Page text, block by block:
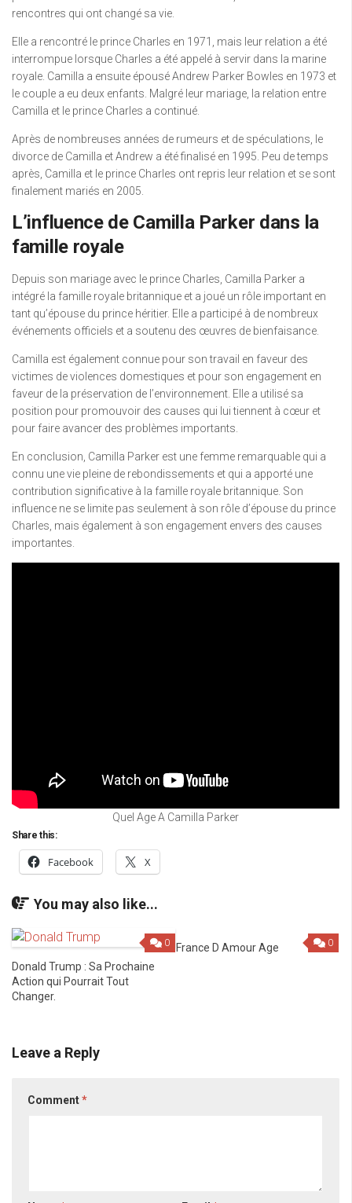
rencontres qui ont changé sa vie.
Elle a rencontré le prince Charles en 1971, mais leur relation a été
interrompue lorsque Charles a été appelé à servir dans la marine
royale. Camilla a ensuite épousé Andrew Parker Bowles en 1973 et
le couple a eu deux enfants. Malgré leur mariage, la relation entre
Camilla et le prince Charles a continué.
Après de nombreuses années de rumeurs et de spéculations, le
divorce de Camilla et Andrew a été finalisé en 1995. Peu de temps
après, Camilla et le prince Charles ont repris leur relation et se sont
finalement mariés en 2005.
L’influence de Camilla Parker dans la
famille royale
Depuis son mariage avec le prince Charles, Camilla Parker a
intégré la famille royale britannique et a joué un rôle important en
tant qu’épouse du prince héritier. Elle a participé à de nombreux
événements officiels et a soutenu des œuvres de bienfaisance.
Camilla est également connue pour son travail en faveur des
victimes de violences domestiques et pour son engagement en
faveur de la préservation de l’environnement. Elle a utilisé sa
position pour promouvoir des causes qui lui tiennent à cœur et
pour faire avancer des problèmes importants.
En conclusion, Camilla Parker est une femme remarquable qui a
connu une vie pleine de rebondissements et qui a apporté une
contribution significative à la famille royale britannique. Son
influence ne se limite pas seulement à son rôle d’épouse du prince
Charles, mais également à son engagement envers des causes
importantes.
Quel Age A Camilla Parker
Share this:
Facebook X
You may also like...
0
Donald Trump : Sa Prochaine
Action qui Pourrait Tout
Changer.
0
France D Amour Age
Leave a Reply
Comment*